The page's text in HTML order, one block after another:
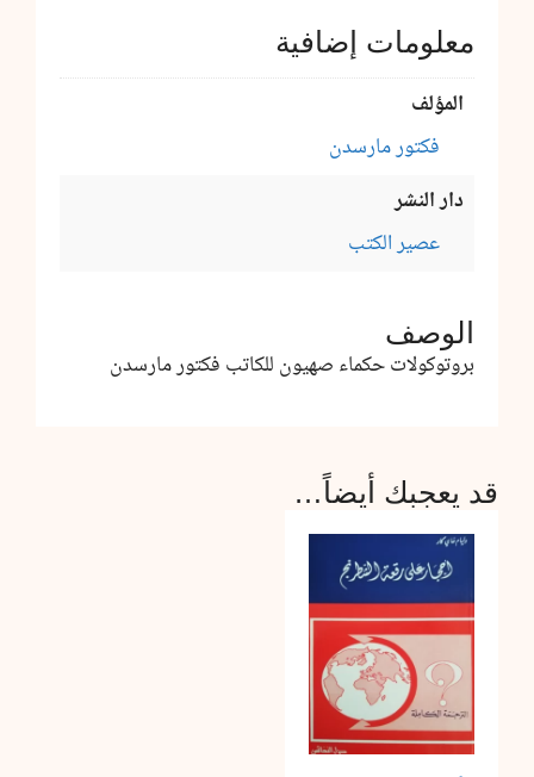
معلومات إضافية
المؤلف
فكتور مارسدن
دار النشر
عصير الكتب
الوصف
بروتوكولات حكماء صهيون للكاتب فكتور مارسدن
قد يعجبك أيضاً…